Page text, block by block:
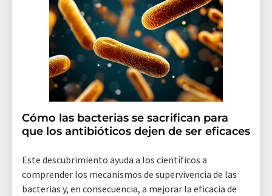
(Alemania) o por correo electrónico a
revoke@lumitos.com . Además, en cada correo
electrónico se incluye un enlace para anular la
suscripción al boletín informativo correspondiente.
Cómo las bacterias se sacrifican para
que los antibióticos dejen de ser eficaces
Este descubrimiento ayuda a los científicos a
comprender los mecanismos de supervivencia de las
bacterias y, en consecuencia, a mejorar la eficacia de